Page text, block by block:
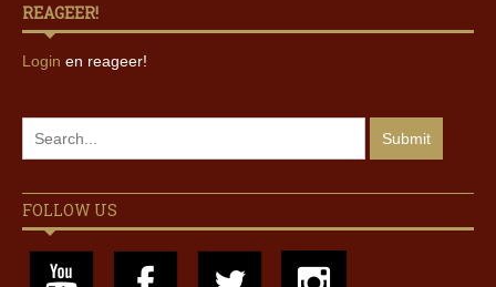
REAGEER!
Login en reageer!
FOLLOW US